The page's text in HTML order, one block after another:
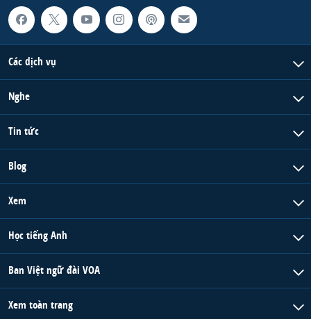
Các dịch vụ
Nghe
Tin tức
Blog
Xem
Học tiếng Anh
Ban Việt ngữ đài VOA
Xem toàn trang